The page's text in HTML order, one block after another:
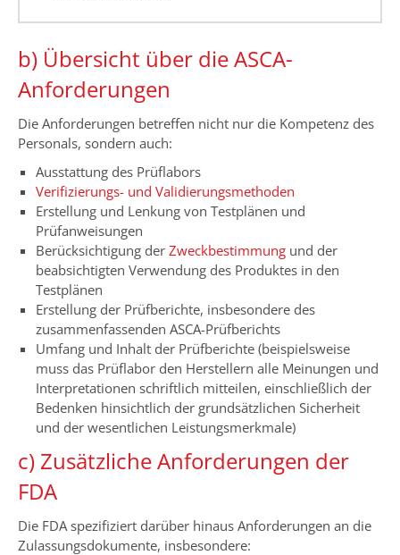
b) Übersicht über die ASCA-
Anforderungen
Die Anforderungen betreffen nicht nur die Kompetenz des
Personals, sondern auch:
Ausstattung des Prüflabors
Verifizierungs- und Validierungsmethoden
Erstellung und Lenkung von Testplänen und
Prüfanweisungen
Berücksichtigung der Zweckbestimmung und der
beabsichtigten Verwendung des Produktes in den
Testplänen
Erstellung der Prüfberichte, insbesondere des
zusammenfassenden ASCA-Prüfberichts
Umfang und Inhalt der Prüfberichte (beispielsweise
muss das Prüflabor den Herstellern alle Meinungen und
Interpretationen schriftlich mitteilen, einschließlich der
Bedenken hinsichtlich der grundsätzlichen Sicherheit
und der wesentlichen Leistungsmerkmale)
c) Zusätzliche Anforderungen der
FDA
Die FDA spezifiziert darüber hinaus Anforderungen an die
Zulassungsdokumente, insbesondere: